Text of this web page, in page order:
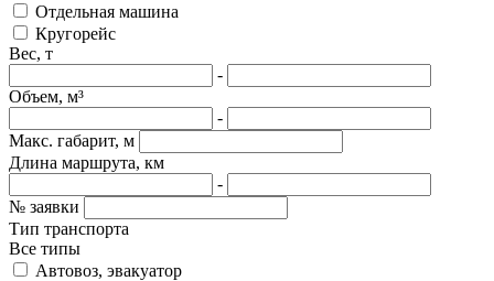
Отдельная машина
Кругорейс
Вес, т
-
Объем, м³
-
Макс. габарит, м
Длина маршрута, км
-
№ заявки
Тип транспорта
Все типы
Автовоз, эвакуатор